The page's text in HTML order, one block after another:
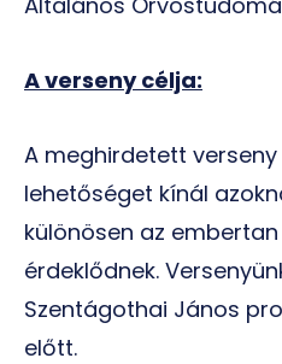
A verseny célja:
A meghirdetett
lehetőséget kínál
különösen az
érdeklődnek.
Szentágothai János
előtt.